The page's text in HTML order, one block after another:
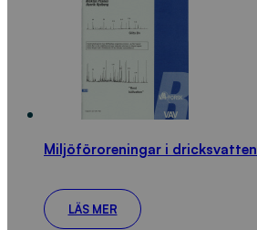
Miljöföroreningar i dricksvatten
LÄS MER